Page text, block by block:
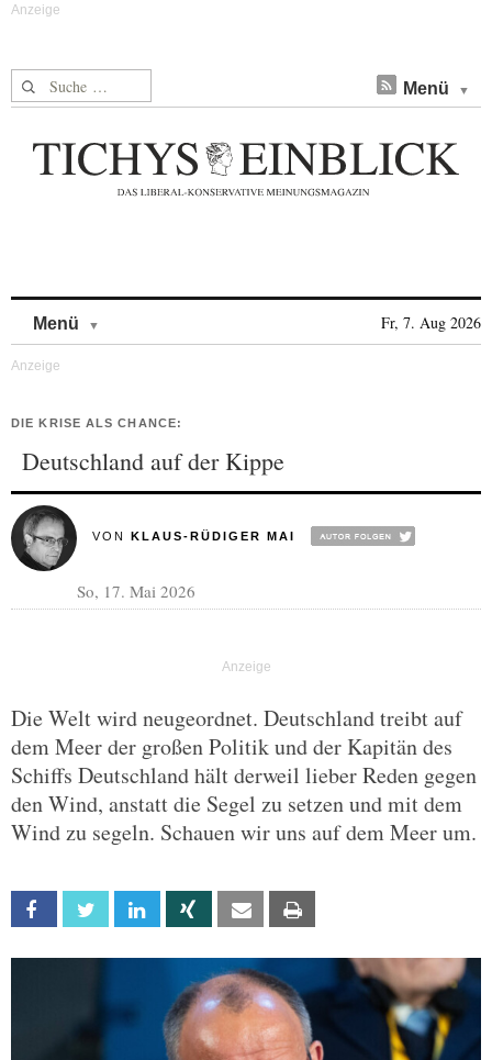
Suche nach: Menü
Menü Fr, 7. Aug 2026
DIE KRISE ALS CHANCE:
Deutschland auf der Kippe
VON KLAUS-RÜDIGER MAI
So, 17. Mai 2026
Die Welt wird neugeordnet. Deutschland treibt auf
dem Meer der großen Politik und der Kapitän des
Schiffs Deutschland hält derweil lieber Reden gegen
den Wind, anstatt die Segel zu setzen und mit dem
Wind zu segeln. Schauen wir uns auf dem Meer um.
Facebook Twitter Linkedin Xing Email